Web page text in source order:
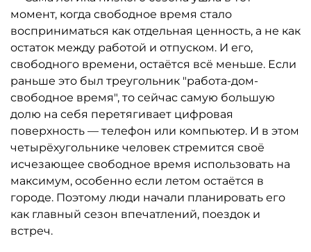
момент, когда свободное время стало
восприниматься как отдельная ценность, а не как
остаток между работой и отпуском. И его,
свободного времени, остаётся всё меньше. Если
раньше это был треугольник "работа-дом-
свободное время", то сейчас самую большую
долю на себя перетягивает цифровая
поверхность — телефон или компьютер. И в этом
четырёхугольнике человек стремится своё
исчезающее свободное время использовать на
максимум, особенно если летом остаётся в
городе. Поэтому люди начали планировать его
как главный сезон впечатлений, поездок и
встреч.